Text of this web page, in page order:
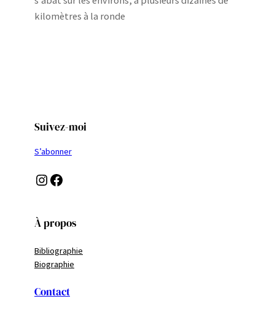
kilomètres à la ronde
Suivez-moi
S’abonner
Instagram Facebook
À propos
Bibliographie
Biographie
Contact